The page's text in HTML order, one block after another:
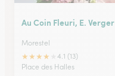
Au Coin Fleuri, E. Verger
Morestel
★★★★
4.1 (13)
Place des Halles